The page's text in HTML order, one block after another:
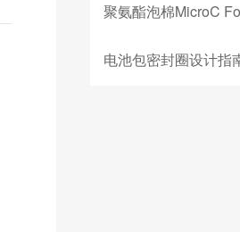
聚氨酯泡棉MicroC
电池包密封圈设计指